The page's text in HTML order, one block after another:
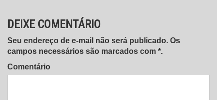
DEIXE COMENTÁRIO
Seu endereço de e-mail não será publicado. Os
campos necessários são marcados com *.
Comentário